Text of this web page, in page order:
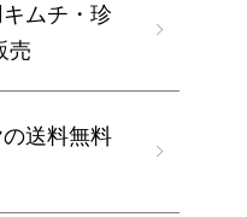
ムチ・珍
売
送料無料